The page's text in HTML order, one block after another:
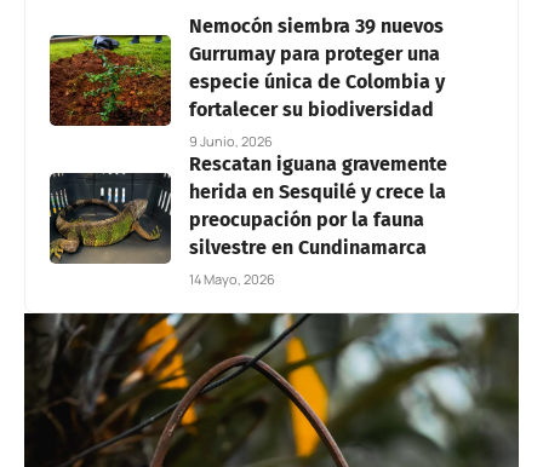
Nemocón siembra 39 nuevos
Gurrumay para proteger una
especie única de Colombia y
fortalecer su biodiversidad
9 Junio, 2026
Rescatan iguana gravemente
herida en Sesquilé y crece la
preocupación por la fauna
silvestre en Cundinamarca
14 Mayo, 2026